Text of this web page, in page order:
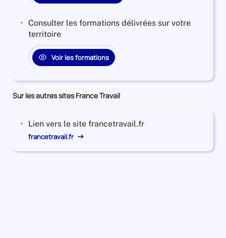
Consulter les formations délivrées sur votre
territoire
Voir les formations
Sur les autres sites France Travail
Lien vers le site francetravail.fr
francetravail.fr